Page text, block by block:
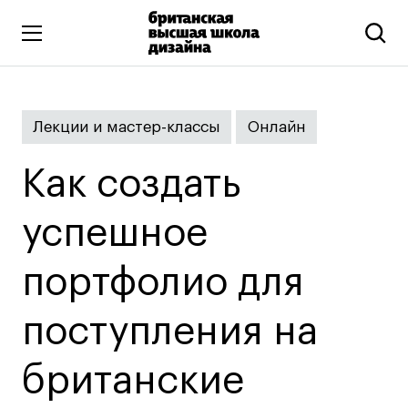
Искусство и дизайн
Бизнес и маркетинг
Дополнительное образование
Иллюстрация
Современное искусство
Мода и стиль
Лекции и мастер-классы Онлайн
Как создать
успешное
портфолио для
поступления на
британские